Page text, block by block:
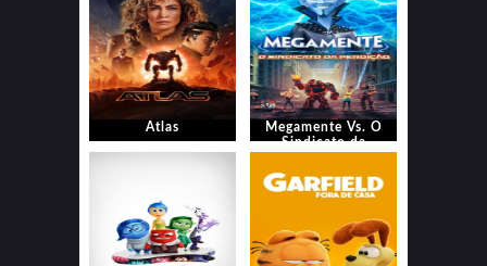
Atlas
Megamente Vs. O
Sindicato da